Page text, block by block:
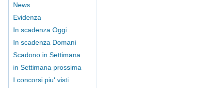
News
Evidenza
In scadenza Oggi
In scadenza Domani
Scadono in Settimana
in Settimana prossima
I concorsi piu' visti